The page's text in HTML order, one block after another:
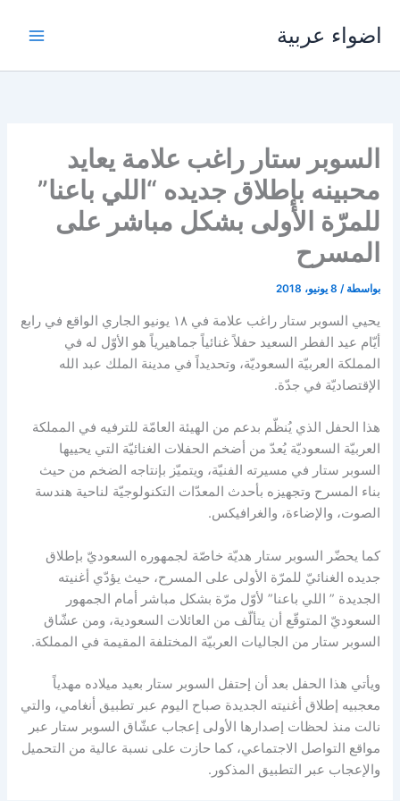
اضواء عربية
السوبر ستار راغب علامة يعايد
محبينه بإطلاق جديده “اللي باعنا”
للمرّة الأولى بشكل مباشر على
المسرح
بواسطة / 8 يونيو، 2018
يحيي السوبر ستار راغب علامة في ١٨ يونيو الجاري الواقع في رابع
أيّام عيد الفطر السعيد حفلاً غنائياً جماهيرياً هو الأوّل له في
المملكة العربيّة السعوديّة، وتحديداً في مدينة الملك عبد الله
الإقتصاديّة في جدّة.
هذا الحفل الذي يُنظّم بدعم من الهيئة العامّة للترفيه في المملكة
العربيّة السعوديّة يُعدّ من أضخم الحفلات الغنائيّة التي يحييها
السوبر ستار في مسيرته الفنيّة، ويتميّز بإنتاجه الضخم من حيث
بناء المسرح وتجهيزه بأحدث المعدّات التكنولوجيّة لناحية هندسة
الصوت، والإضاءة، والغرافيكس.
كما يحضّر السوبر ستار هديّة خاصّة لجمهوره السعوديّ بإطلاق
جديده الغنائيّ للمرّة الأولى على المسرح، حيث يؤدّي أغنيته
الجديدة ” اللي باعنا” لأوّل مرّة بشكل مباشر أمام الجمهور
السعوديّ المتوقّع أن يتألّف من العائلات السعودية، ومن عشّاق
السوبر ستار من الجاليات العربيّة المختلفة المقيمة في المملكة.
ويأتي هذا الحفل بعد أن إحتفل السوبر ستار بعيد ميلاده مهدياً
معجبيه إطلاق أغنيته الجديدة صباح اليوم عبر تطبيق أنغامي، والتي
نالت منذ لحظات إصدارها الأولى إعجاب عشّاق السوبر ستار عبر
مواقع التواصل الاجتماعي، كما حازت على نسبة عالية من التحميل
والإعجاب عبر التطبيق المذكور.